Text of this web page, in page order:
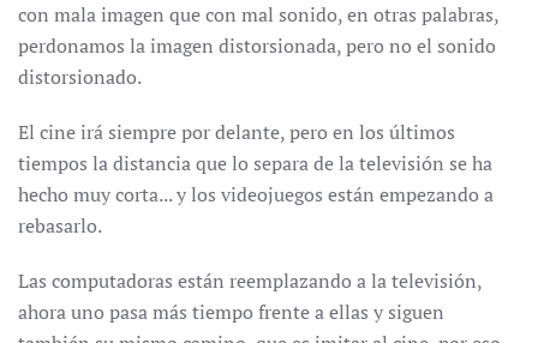
con mala imagen que con mal sonido, en otras palabras,
perdonamos la imagen distorsionada, pero no el sonido
distorsionado.
El cine irá siempre por delante, pero en los últimos
tiempos la distancia que lo separa de la televisión se ha
hecho muy corta... y los videojuegos están empezando a
rebasarlo.
Las computadoras están reemplazando a la televisión,
ahora uno pasa más tiempo frente a ellas y siguen